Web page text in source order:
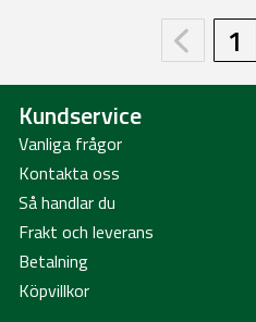
1
Kundservice
Vanliga frågor
Kontakta oss
Så handlar du
Frakt och leverans
Betalning
Köpvillkor